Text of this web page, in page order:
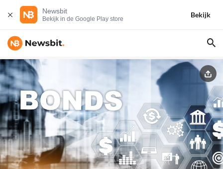
Newsbit
Bekijk in de Google Play store
Bekijk